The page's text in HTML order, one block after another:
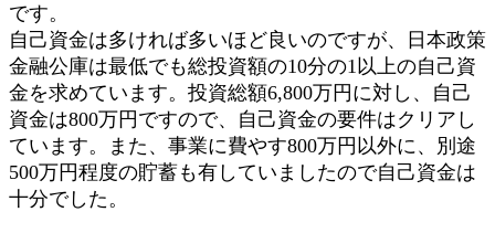
です。
自己資金は多ければ多いほど良いのですが、日本政策
金融公庫は最低でも総投資額の10分の1以上の自己資
金を求めています。投資総額6,800万円に対し、自己
資金は800万円ですので、自己資金の要件はクリアし
ています。また、事業に費やす800万円以外に、別途
500万円程度の貯蓄も有していましたので自己資金は
十分でした。